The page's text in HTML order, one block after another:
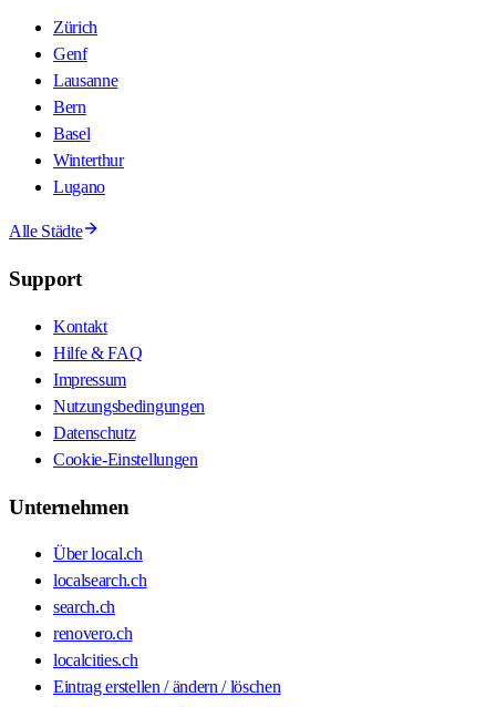
Zürich
Genf
Lausanne
Bern
Basel
Winterthur
Lugano
Alle Städte
Support
Kontakt
Hilfe & FAQ
Impressum
Nutzungsbedingungen
Datenschutz
Cookie-Einstellungen
Unternehmen
Über local.ch
localsearch.ch
search.ch
renovero.ch
localcities.ch
Eintrag erstellen / ändern / löschen